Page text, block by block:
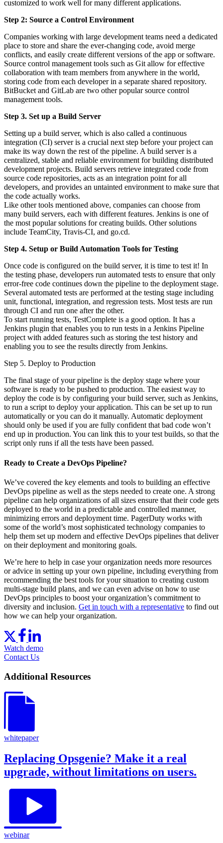
customized to work well for many different applications.
Step 2: Source a Control Environment
Companies working with large development teams need a dedicated
place to store and share the ever-changing code, avoid merge
conflicts, and easily create different versions of the app or software.
Source control management tools such as Git allow for effective
collaboration with team members from anywhere in the world,
storing code from each developer in a separate shared repository.
BitBucket and GitLab are two other popular source control
management tools.
Step 3. Set up a Build Server
Setting up a build server, which is also called a continuous
integration (CI) server is a crucial next step before your project can
make its way down the rest of the pipeline. A build server is a
centralized, stable and reliable environment for building distributed
development projects. Build servers retrieve integrated code from
source code repositories, acts as an integration point for all
developers, and provides an untainted environment to make sure that
the code actually works.
Like other tools mentioned above, companies can choose from
many build servers, each with different features. Jenkins is one of
the most popular solutions for creating builds. Other solutions
include TeamCity, Travis-CI, and go.cd.
Step 4. Setup or Build Automation Tools for Testing
Once code is configured on the build server, it is time to test it! In
the testing phase, developers run automated tests to ensure that only
error-free code continues down the pipeline to the deployment stage.
Several automated tests are performed at the testing stage including
unit, functional, integration, and regression tests. Most tests are run
through CI and run one after the other.
To start running tests, TestComplete is a good option. It has a
Jenkins plugin that enables you to run tests in a Jenkins Pipeline
project with added features such as storing the test history and
enabling you to see the results directly from Jenkins.
Step 5. Deploy to Production
The final stage of your pipeline is the deploy stage where your
software is ready to be pushed to production. The easiest way to
deploy the code is by configuring your build server, such as Jenkins,
to run a script to deploy your application. This can be set up to run
automatically or you can do it manually. Automatic deployment
should only be used if you are fully confident that bad code won’t
end up in production. You can link this to your test builds, so that the
script only runs if all the tests have been passed.
Ready to Create a DevOps Pipeline?
We’ve covered the key elements and tools to building an effective
DevOps pipeline as well as the steps needed to create one. A strong
pipeline can help organizations of all sizes ensure that their code gets
deployed to the world in a predictable and controlled manner,
minimizing errors and deployment time. PagerDuty works with
some of the world’s most sophisticated technology companies to
help them set up modern and effective DevOps pipelines that deliver
on their deployment and monitoring goals.
We’re here to help in case your organization needs more resources
or advice in setting up your own pipeline, including everything from
recommending the best tools for your situation to creating custom
multi-stage build plans, and we can even advise on how to use
DevOps principles to boost your organization’s commitment to
diversity and inclusion. Get in touch with a representative to find out
how we can help your organization.
Watch demo
Contact Us
Additional Resources
whitepaper
Replacing Opsgenie? Make it a real
upgrade, without limitations on users.
webinar